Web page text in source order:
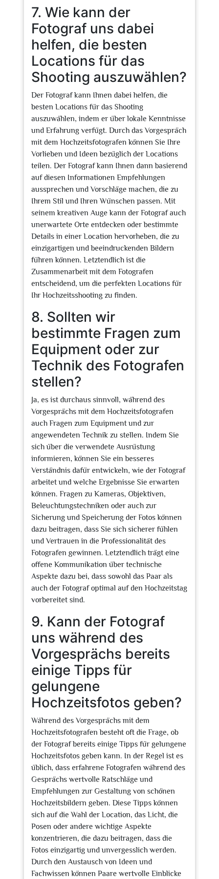
7. Wie kann der
Fotograf uns dabei
helfen, die besten
Locations für das
Shooting auszuwählen?
Der Fotograf kann Ihnen dabei helfen, die
besten Locations für das Shooting
auszuwählen, indem er über lokale Kenntnisse
und Erfahrung verfügt. Durch das Vorgespräch
mit dem Hochzeitsfotografen können Sie Ihre
Vorlieben und Ideen bezüglich der Locations
teilen. Der Fotograf kann Ihnen dann basierend
auf diesen Informationen Empfehlungen
aussprechen und Vorschläge machen, die zu
Ihrem Stil und Ihren Wünschen passen. Mit
seinem kreativen Auge kann der Fotograf auch
unerwartete Orte entdecken oder bestimmte
Details in einer Location hervorheben, die zu
einzigartigen und beeindruckenden Bildern
führen können. Letztendlich ist die
Zusammenarbeit mit dem Fotografen
entscheidend, um die perfekten Locations für
Ihr Hochzeitsshooting zu finden.
8. Sollten wir
bestimmte Fragen zum
Equipment oder zur
Technik des Fotografen
stellen?
Ja, es ist durchaus sinnvoll, während des
Vorgesprächs mit dem Hochzeitsfotografen
auch Fragen zum Equipment und zur
angewendeten Technik zu stellen. Indem Sie
sich über die verwendete Ausrüstung
informieren, können Sie ein besseres
Verständnis dafür entwickeln, wie der Fotograf
arbeitet und welche Ergebnisse Sie erwarten
können. Fragen zu Kameras, Objektiven,
Beleuchtungstechniken oder auch zur
Sicherung und Speicherung der Fotos können
dazu beitragen, dass Sie sich sicherer fühlen
und Vertrauen in die Professionalität des
Fotografen gewinnen. Letztendlich trägt eine
offene Kommunikation über technische
Aspekte dazu bei, dass sowohl das Paar als
auch der Fotograf optimal auf den Hochzeitstag
vorbereitet sind.
9. Kann der Fotograf
uns während des
Vorgesprächs bereits
einige Tipps für
gelungene
Hochzeitsfotos geben?
Während des Vorgesprächs mit dem
Hochzeitsfotografen besteht oft die Frage, ob
der Fotograf bereits einige Tipps für gelungene
Hochzeitsfotos geben kann. In der Regel ist es
üblich, dass erfahrene Fotografen während des
Gesprächs wertvolle Ratschläge und
Empfehlungen zur Gestaltung von schönen
Hochzeitsbildern geben. Diese Tipps können
sich auf die Wahl der Location, das Licht, die
Posen oder andere wichtige Aspekte
konzentrieren, die dazu beitragen, dass die
Fotos einzigartig und unvergesslich werden.
Durch den Austausch von Ideen und
Fachwissen können Paare wertvolle Einblicke